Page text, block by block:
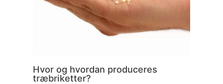
Hvor og hvordan produceres
træbriketter?